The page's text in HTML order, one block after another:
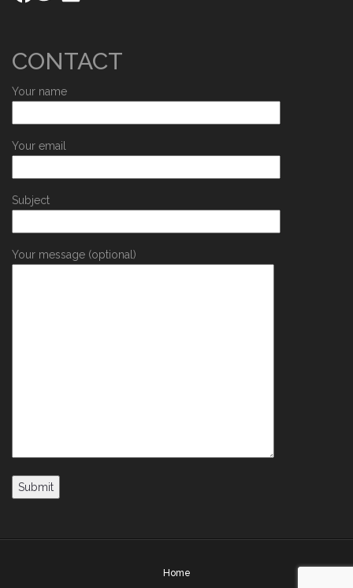
CONTACT
Your name
Your email
Subject
Your message (optional)
Home